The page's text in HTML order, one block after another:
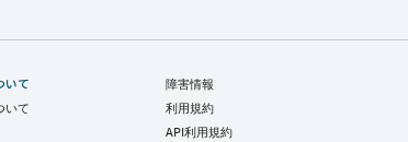
いて
いて
障害情報
利用規約
API利用規約